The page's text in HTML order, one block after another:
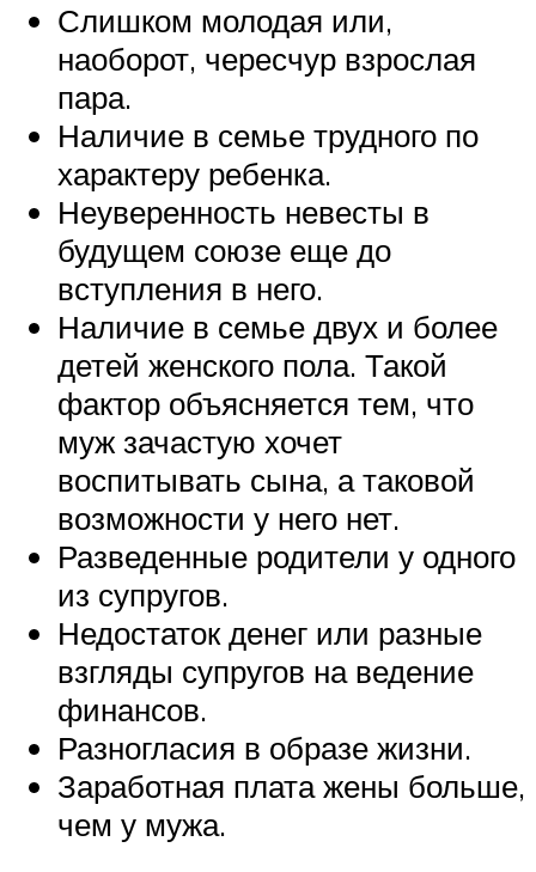
Слишком молодая или,
наоборот, чересчур взрослая
пара.
Наличие в семье трудного по
характеру ребенка.
Неуверенность невесты в
будущем союзе еще до
вступления в него.
Наличие в семье двух и более
детей женского пола. Такой
фактор объясняется тем, что
муж зачастую хочет
воспитывать сына, а таковой
возможности у него нет.
Разведенные родители у одного
из супругов.
Недостаток денег или разные
взгляды супругов на ведение
финансов.
Разногласия в образе жизни.
Заработная плата жены больше,
чем у мужа.